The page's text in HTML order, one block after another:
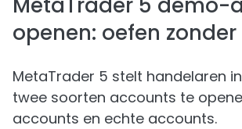
openen: oefen
MetaTrader 5 stelt handelaren
twee soorten accounts te
accounts en echte accounts.